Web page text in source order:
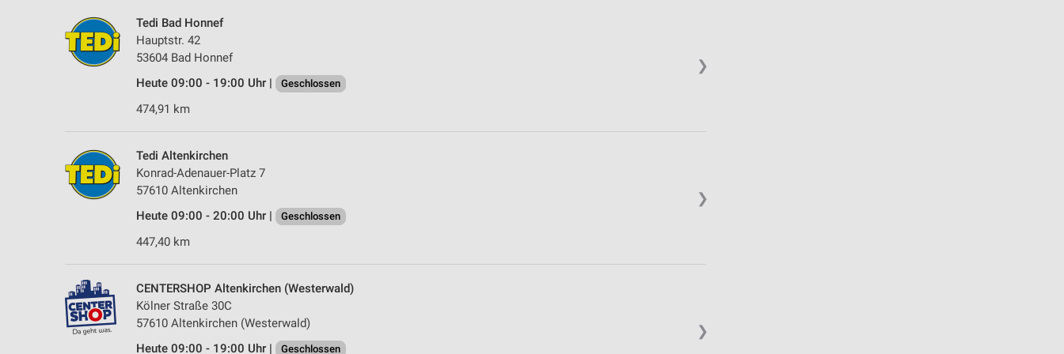
❯
Tedi Bad Honnef
Hauptstr. 42
53604 Bad Honnef
Heute 09:00 - 19:00 Uhr |
Geschlossen
474,91 km
❯
Tedi Altenkirchen
Konrad-Adenauer-Platz 7
57610 Altenkirchen
Heute 09:00 - 20:00 Uhr |
Geschlossen
447,40 km
❯
CENTERSHOP Altenkirchen (Westerwald)
Kölner Straße 30C
57610 Altenkirchen (Westerwald)
Heute 09:00 - 19:00 Uhr |
Geschlossen